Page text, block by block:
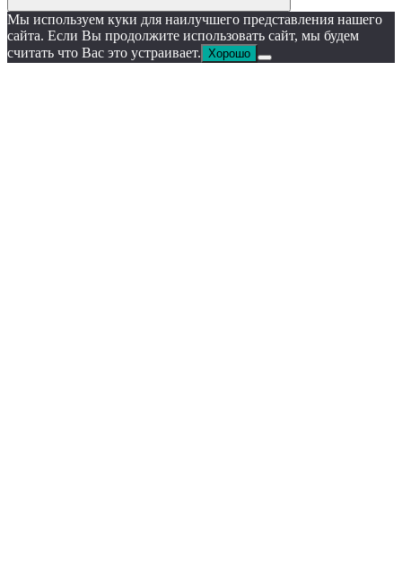
Мы используем куки для наилучшего представления нашего
сайта. Если Вы продолжите использовать сайт, мы будем
считать что Вас это устраивает. Хорошо